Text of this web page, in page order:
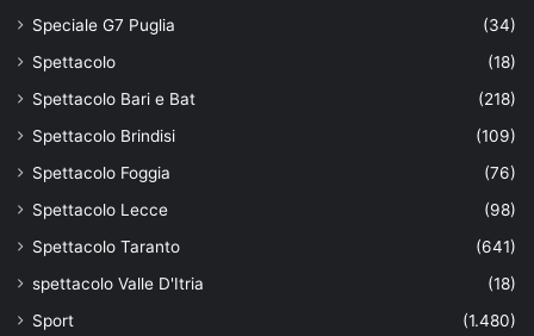
Speciale G7 Puglia
(34)
Spettacolo
(18)
Spettacolo Bari e Bat
(218)
Spettacolo Brindisi
(109)
Spettacolo Foggia
(76)
Spettacolo Lecce
(98)
Spettacolo Taranto
(641)
spettacolo Valle D'Itria
(18)
Sport
(1.480)